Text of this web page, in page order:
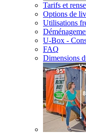
Tarifs et
Options de
Utilisations
U-Box -
FAQ
Dimensions